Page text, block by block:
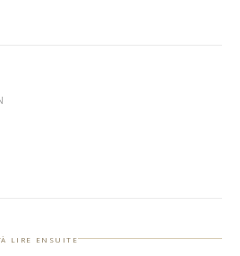
à lire ensuite